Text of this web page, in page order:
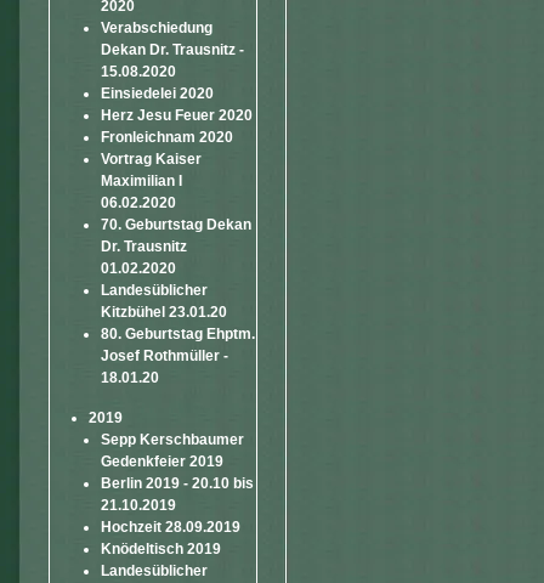
2020
Verabschiedung
Dekan Dr. Trausnitz -
15.08.2020
Einsiedelei 2020
Herz Jesu Feuer 2020
Fronleichnam 2020
Vortrag Kaiser
Maximilian I
06.02.2020
70. Geburtstag Dekan
Dr. Trausnitz
01.02.2020
Landesüblicher
Kitzbühel 23.01.20
80. Geburtstag Ehptm.
Josef Rothmüller -
18.01.20
2019
Sepp Kerschbaumer
Gedenkfeier 2019
Berlin 2019 - 20.10 bis
21.10.2019
Hochzeit 28.09.2019
Knödeltisch 2019
Landesüblicher